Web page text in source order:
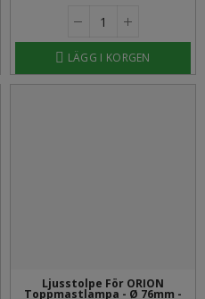
LÄGG I KORGEN
Ljusstolpe För ORION
Toppmastlampa - Ø 76mm -